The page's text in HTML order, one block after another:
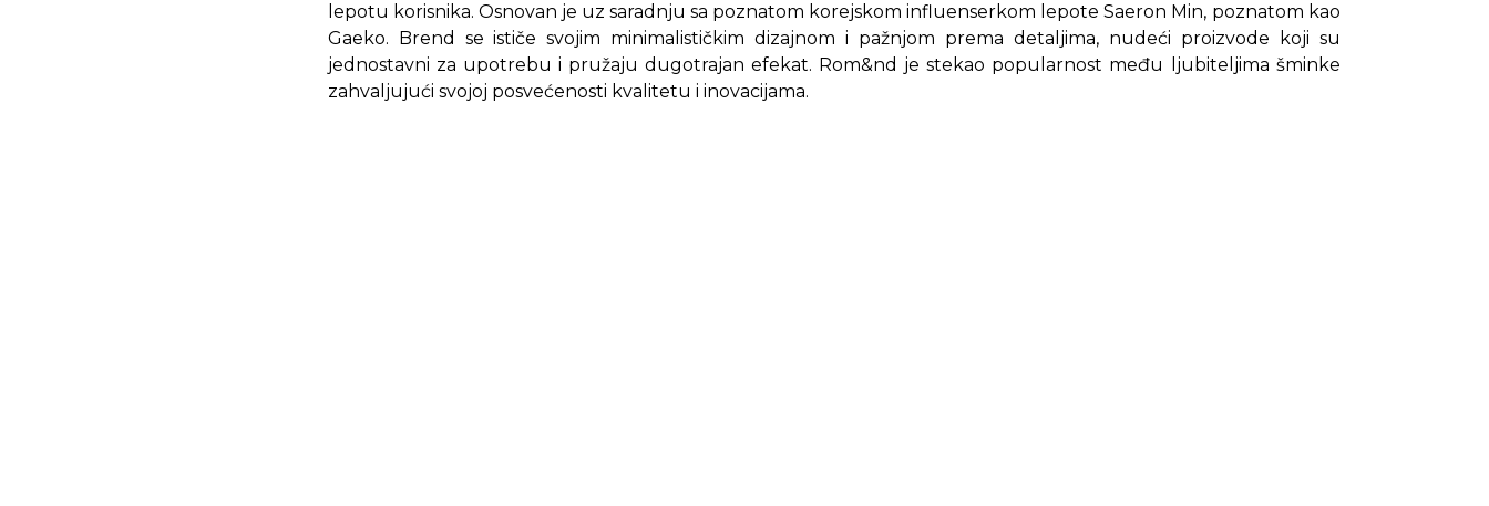
lepotu korisnika. Osnovan je uz saradnju sa poznatom korejskom influenserkom lepote Saeron Min, poznatom kao
Gaeko. Brend se ističe svojim minimalističkim dizajnom i pažnjom prema detaljima, nudeći proizvode koji su
jednostavni za upotrebu i pružaju dugotrajan efekat. Rom&nd je stekao popularnost među ljubiteljima šminke
zahvaljujući svojoj posvećenosti kvalitetu i inovacijama.